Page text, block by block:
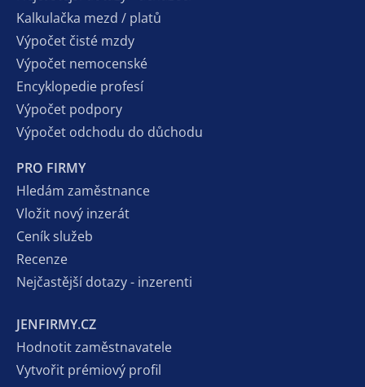
Kalkulačka mezd / platů
Výpočet čisté mzdy
Výpočet nemocenské
Encyklopedie profesí
Výpočet podpory
Výpočet odchodu do důchodu
PRO FIRMY
Hledám zaměstnance
Vložit nový inzerát
Ceník služeb
Recenze
Nejčastější dotazy - inzerenti
JENFIRMY.CZ
Hodnotit zaměstnavatele
Vytvořit prémiový profil